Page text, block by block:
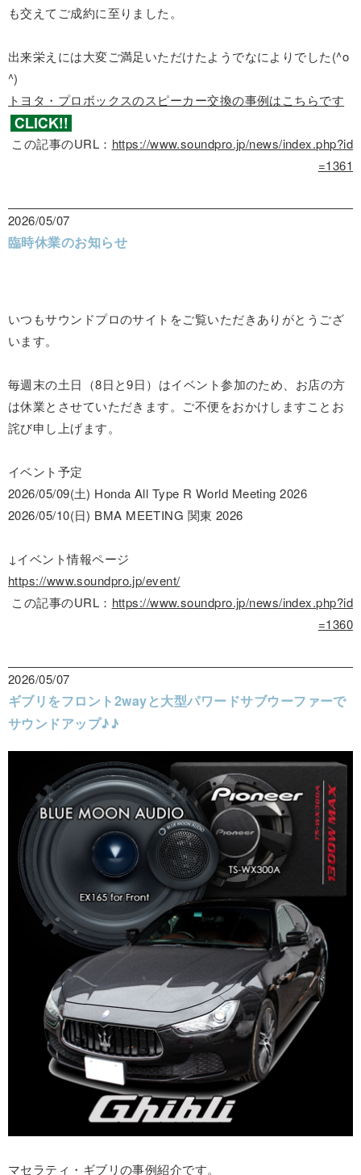
も交えてご成約に至りました。
出来栄えには大変ご満足いただけたようでなによりでした(^o
^)
トヨタ・プロボックスのスピーカー交換の事例はこちらです
この記事のURL： https://www.soundpro.jp/news/index.php?id
=1361
2026/05/07
臨時休業のお知らせ
いつもサウンドプロのサイトをご覧いただきありがとうござ
います。
毎週末の土日（8日と9日）はイベント参加のため、お店の方
は休業とさせていただきます。ご不便をおかけしますことお
詫び申し上げます。
イベント予定
2026/05/09(土) Honda All Type R World Meeting 2026
2026/05/10(日) BMA MEETING 関東 2026
↓イベント情報ページ
https://www.soundpro.jp/event/
この記事のURL： https://www.soundpro.jp/news/index.php?id
=1360
2026/05/07
ギブリをフロント2wayと大型パワードサブウーファーで
サウンドアップ♪♪
マセラティ・ギブリの事例紹介です。